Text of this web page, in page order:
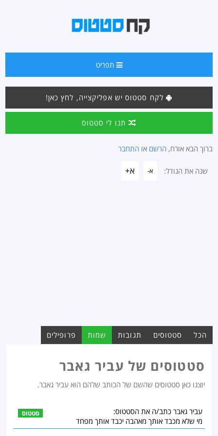
תפריט
לקח סטטוס יש אפליקצייה, לחץ כאן!
תנו לי סטטוס
ברוך הבא אורח, הרשם או התחבר
שנה את הגודל: א- א+
הכל סטטוסים תגובות שמות פרופילים
סטטוסים של עביר גאבר
יוצגו כאן סטטוסים שהשם של הכותב שלהם הוא עביר גאבר.
סטטוס
עביר גאבר כתב/ה את הסטטוס:
מי שלא מכבד אותך מאהבה יכבד אותך מפחד